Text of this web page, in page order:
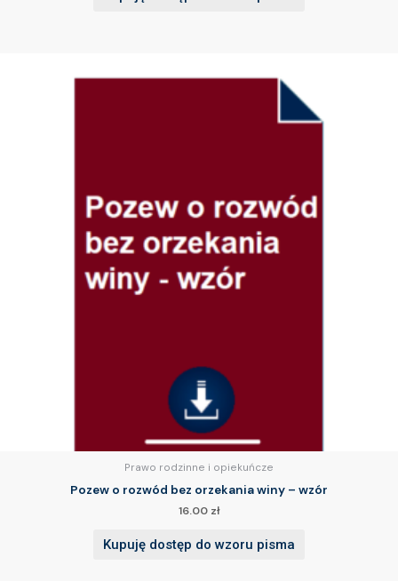
Prawo rodzinne i opiekuńcze
Pozew o rozwód bez orzekania winy – wzór
16.00 zł
Kupuję dostęp do wzoru pisma